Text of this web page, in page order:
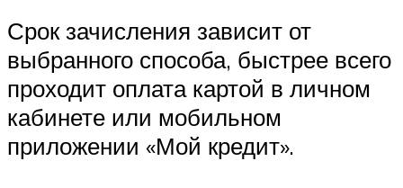
Срок зачисления зависит от
выбранного способа, быстрее всего
проходит оплата картой в личном
кабинете или мобильном
приложении «Мой кредит».